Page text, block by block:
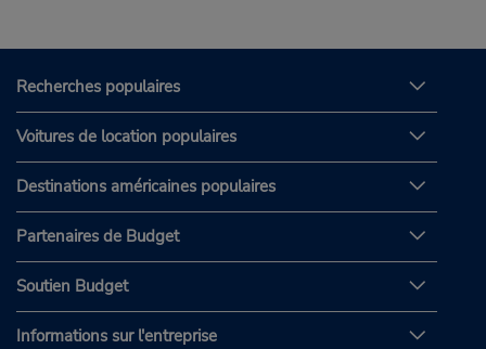
Recherches populaires
Voitures de location populaires
Destinations américaines populaires
Partenaires de Budget
Soutien Budget
Informations sur l'entreprise